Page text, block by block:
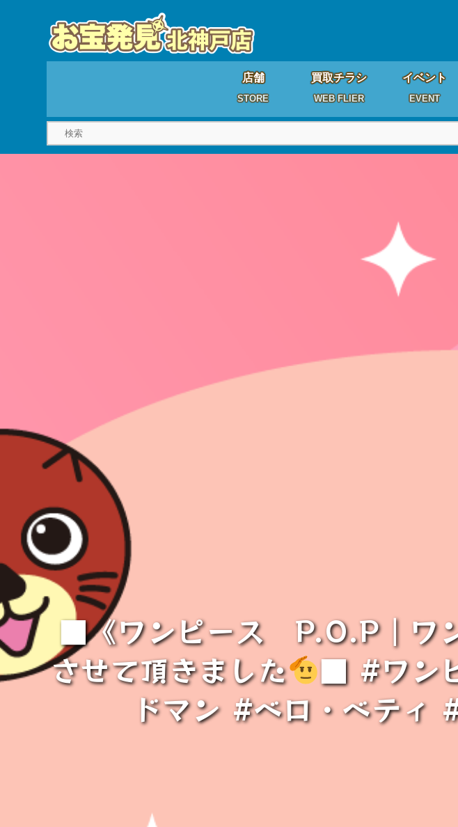
店舗
STORE
買取チラシ
WEB FLIER
イベント
EVENT
■《ワンピース P.O.P｜ワ
させて頂きました
■ #ワン
ドマン #ベロ・ベテ